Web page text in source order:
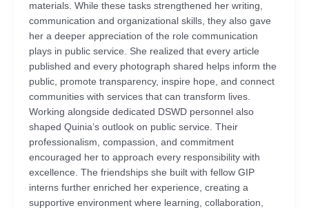
materials. While these tasks strengthened her writing,
communication and organizational skills, they also gave
her a deeper appreciation of the role communication
plays in public service. She realized that every article
published and every photograph shared helps inform the
public, promote transparency, inspire hope, and connect
communities with services that can transform lives.
Working alongside dedicated DSWD personnel also
shaped Quinia’s outlook on public service. Their
professionalism, compassion, and commitment
encouraged her to approach every responsibility with
excellence. The friendships she built with fellow GIP
interns further enriched her experience, creating a
supportive environment where learning, collaboration,